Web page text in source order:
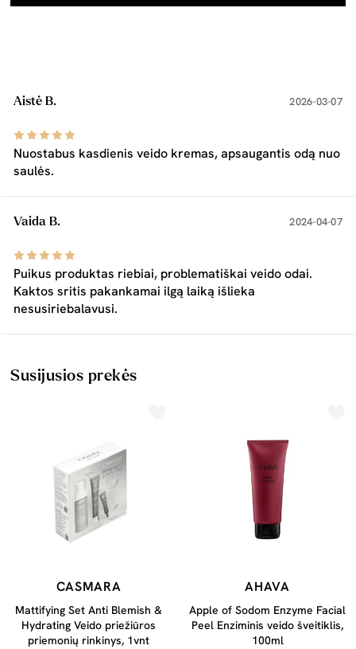
Aistė B. 2026-03-07
Nuostabus kasdienis veido kremas, apsaugantis odą nuo
saulės.
Vaida B. 2024-04-07
Puikus produktas riebiai, problematiškai veido odai.
Kaktos sritis pakankamai ilgą laiką išlieka
nesusiriebalavusi.
Susijusios prekės
CASMARA
Mattifying Set Anti Blemish &
Hydrating Veido priežiūros
priemonių rinkinys, 1vnt
AHAVA
Apple of Sodom Enzyme Facial
Peel Enziminis veido šveitiklis,
100ml